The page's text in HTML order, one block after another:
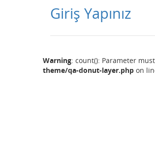
Giriş Yapınız
Warning: count(): Parameter
theme/qa-donut-layer.php on